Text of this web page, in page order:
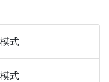
式
式